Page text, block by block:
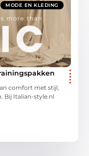
MODE EN KLEDING
comfort met stijl,
Bij Italian-style.nl